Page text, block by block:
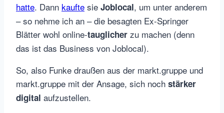
hatte. Dann kaufte sie Joblocal, um unter anderem
– so nehme ich an – die besagten Ex-Springer
Blätter wohl online-tauglicher zu machen (denn
das ist das Business von Joblocal).
So, also Funke draußen aus der markt.gruppe und
markt.gruppe mit der Ansage, sich noch stärker
digital aufzustellen.